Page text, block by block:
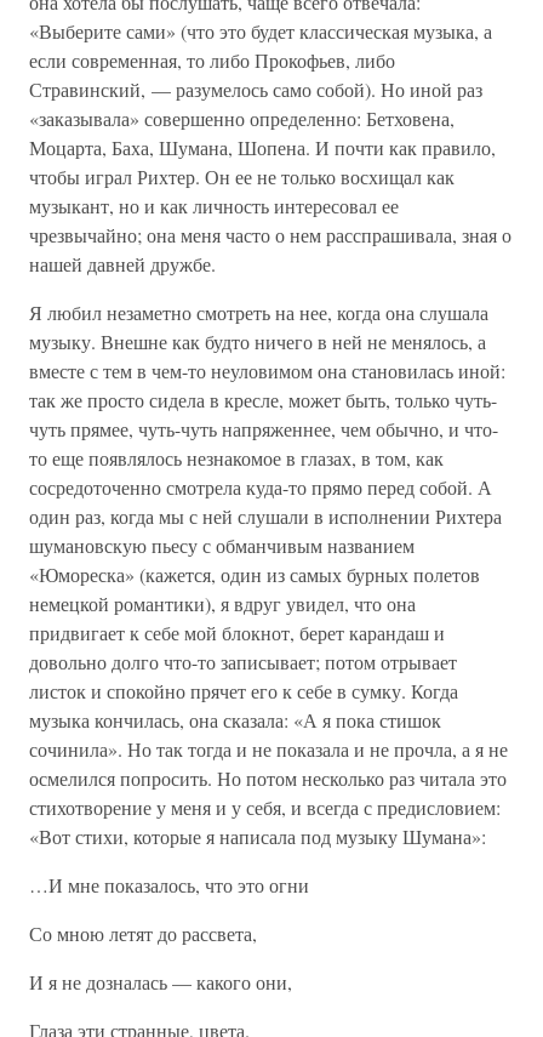
«Выберите сами» (что это будет классическая музыка, а
если современная, то либо Прокофьев, либо
Стравинский, — разумелось само собой). Но иной раз
«заказывала» совершенно определенно: Бетховена,
Моцарта, Баха, Шумана, Шопена. И почти как правило,
чтобы играл Рихтер. Он ее не только восхищал как
музыкант, но и как личность интересовал ее
чрезвычайно; она меня часто о нем расспрашивала, зная о
нашей давней дружбе.
Я любил незаметно смотреть на нее, когда она слушала
музыку. Внешне как будто ничего в ней не менялось, а
вместе с тем в чем-то неуловимом она становилась иной:
так же просто сидела в кресле, может быть, только чуть-
чуть прямее, чуть-чуть напряженнее, чем обычно, и что-
то еще появлялось незнакомое в глазах, в том, как
сосредоточенно смотрела куда-то прямо перед собой. А
один раз, когда мы с ней слушали в исполнении Рихтера
шумановскую пьесу с обманчивым названием
«Юмореска» (кажется, один из самых бурных полетов
немецкой романтики), я вдруг увидел, что она
придвигает к себе мой блокнот, берет карандаш и
довольно долго что-то записывает; потом отрывает
листок и спокойно прячет его к себе в сумку. Когда
музыка кончилась, она сказала: «А я пока стишок
сочинила». Но так тогда и не показала и не прочла, а я не
осмелился попросить. Но потом несколько раз читала это
стихотворение у меня и у себя, и всегда с предисловием:
«Вот стихи, которые я написала под музыку Шумана»:
…И мне показалось, что это огни
Со мною летят до рассвета,
И я не дозналась — какого они,
Глаза эти странные, цвета.